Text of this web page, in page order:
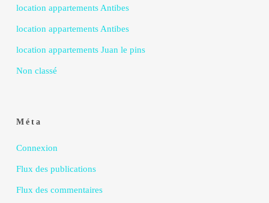
location appartements Antibes
location appartements Antibes
location appartements Juan le pins
Non classé
Méta
Connexion
Flux des publications
Flux des commentaires